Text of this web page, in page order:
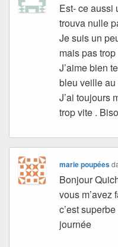
Est- ce aussi
trouva nulle
Je suis un
mais pas
J’aime bien
bleu veille au
J’ai toujours
trop vite .
marie poupées
Bonjour
vous m’avez
c’est
journée